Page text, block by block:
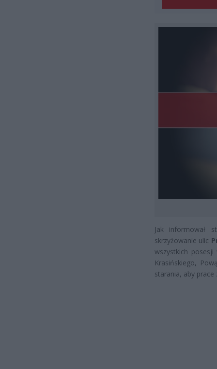
Jak informował
skrzyżowanie ulic
wszystkich
Krasińskiego,
starania, aby